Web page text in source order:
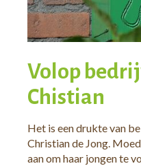
Volop
Chistian
Het is een drukte van
Christian de Jong.
aan om haar jongen te